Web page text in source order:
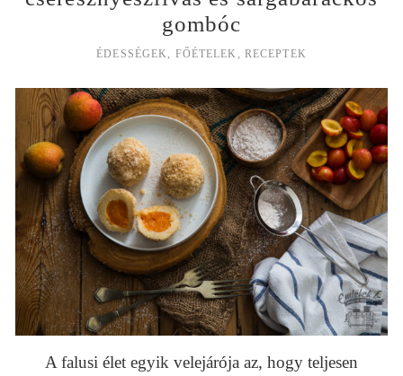
gombóc
ÉDESSÉGEK, FŐÉTELEK , RECEPTEK
A falusi élet egyik velejárója az, hogy teljesen